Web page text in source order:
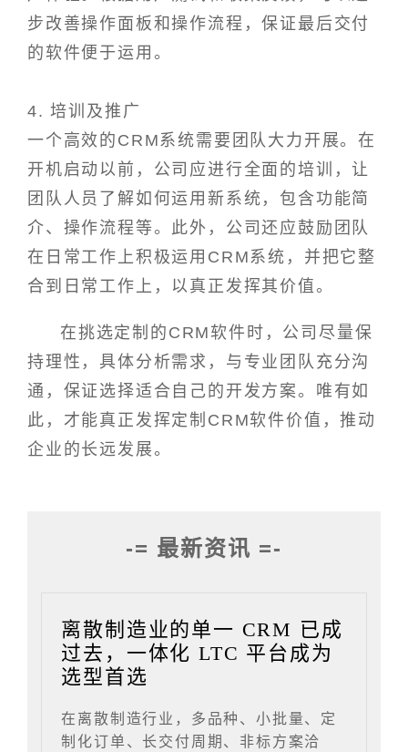
步改善操作面板和操作流程，保证最后交付
的软件便于运用。
4. 培训及推广
一个高效的CRM系统需要团队大力开展。在
开机启动以前，公司应进行全面的培训，让
团队人员了解如何运用新系统，包含功能简
介、操作流程等。此外，公司还应鼓励团队
在日常工作上积极运用CRM系统，并把它整
合到日常工作上，以真正发挥其价值。
在挑选定制的CRM软件时，公司尽量保
持理性，具体分析需求，与专业团队充分沟
通，保证选择适合自己的开发方案。唯有如
此，才能真正发挥定制CRM软件价值，推动
企业的长远发展。
-= 最新资讯 =-
离散制造业的单一 CRM 已成
过去，一体化 LTC 平台成为
选型首选
在离散制造行业，多品种、小批量、定
制化订单、长交付周期、非标方案洽